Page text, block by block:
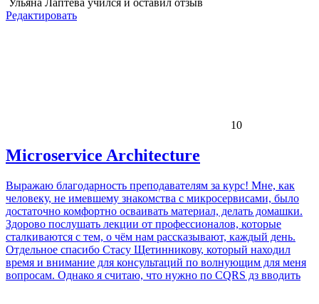
Ульяна Лаптева учился и оставил отзыв
Редактировать
10
Microservice Architecture
Выражаю благодарность преподавателям за курс! Мне, как
человеку, не имевшему знакомства с микросервисами, было
достаточно комфортно осваивать материал, делать домашки.
Здорово послушать лекции от профессионалов, которые
сталкиваются с тем, о чём нам рассказывают, каждый день.
Отдельное спасибо Стасу Щетинникову, который находил
время и внимание для консультаций по волнующим для меня
вопросам. Однако я считаю, что нужно по CQRS дз вводить